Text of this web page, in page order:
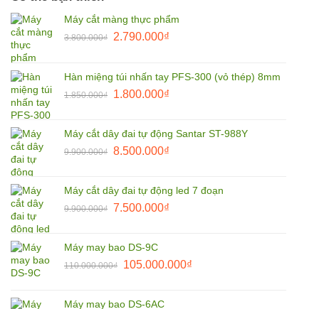
Máy cắt màng thực phẩm
3.800.000₫
Giá
3.800.000₫.
2.790.000₫Giá
là:
2.790.000₫.
Hàn miệng túi nhấn tay PFS-300 (vỏ thép) 8mm
1.850.000₫
Giá
1.850.000₫.
1.800.000₫Giá
là:
1.800.000₫.
Máy cắt dây đai tự động Santar ST-988Y
9.900.000₫ Giá
9.900.000₫.
8.500.000₫Giá
là:
8.500.000₫.
Máy cắt dây đai tự động led 7 đoạn
9.900.000₫ Giá
9.900.000₫.
7.500.000₫Giá
7.500.000₫.
Máy may bao DS-9C
110.000.000₫
Giá
105.000.000₫Giá
Máy may bao DS-6AC